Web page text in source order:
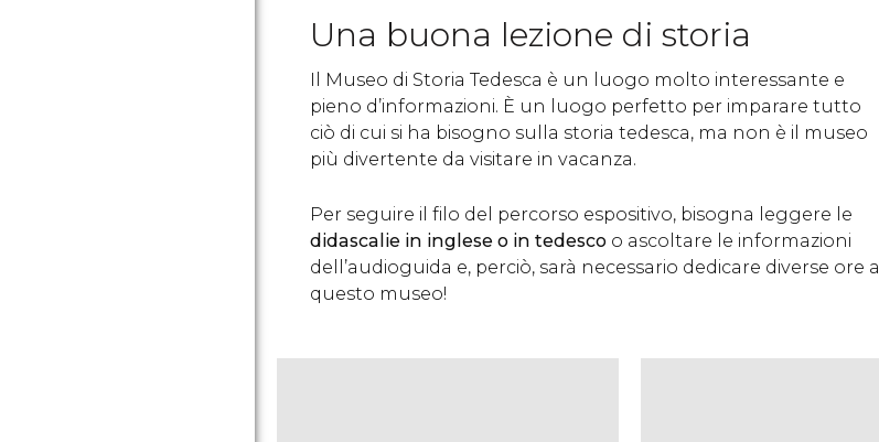
Una buona lezione di storia
Il Museo di Storia Tedesca è un luogo molto interessante e
pieno d’informazioni. È un luogo perfetto per imparare tutto
ciò di cui si ha bisogno sulla storia tedesca, ma non è il museo
più divertente da visitare in vacanza.
Per seguire il filo del percorso espositivo, bisogna leggere le
didascalie in inglese o in tedesco o ascoltare le informazioni
dell’audioguida e, perciò, sarà necessario dedicare diverse ore a
questo museo!